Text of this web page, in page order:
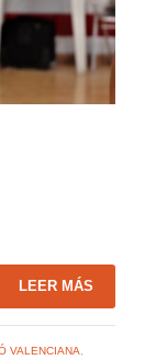
LEER MÁS
VALENCIANA